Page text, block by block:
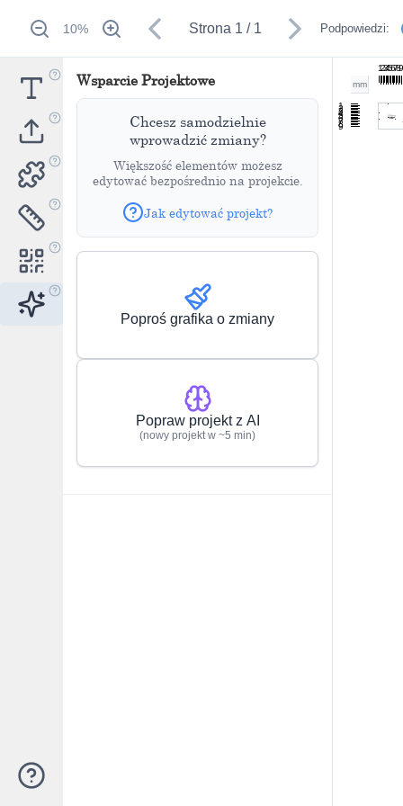
10% Strona 1 / 1 Podpowiedzi:
Wsparcie Projektowe
Chcesz samodzielnie
wprowadzić zmiany?
Większość elementów możesz
edytować bezpośrednio na projekcie.
Jak edytować projekt?
Poproś grafika o zmiany
Popraw projekt z AI
(nowy projekt w ~5 min)
123456789
1
2
3
4
5
6
7
8
9
mm